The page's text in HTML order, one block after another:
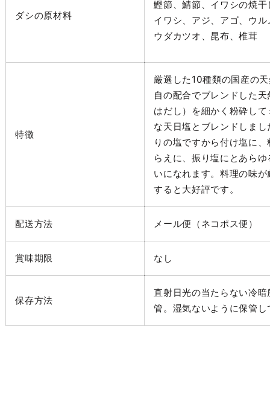
ダシの原材料
鰹節、鯖節、イワシの焼
イワシ、アジ、アゴ、ウ
ウダカツオ、昆布、椎茸
特徴
厳選した10種類の国産の
自の配合でブレンドした
はだし）を細かく粉砕し
な天日塩とブレンドしま
りの塩ですから付け塩に
らえに、振り塩にとあら
いになれます。料理の味
すると大好評です。
配送方法 メール便（ネコポス便）
賞味期限 なし
保存方法
直射日光の当たらない冷
管。湿気ないように保管